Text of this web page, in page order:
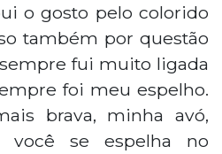
o gosto pelo colorido
também por questão
fui muito ligada
foi meu espelho.
brava, minha avó,
se espelha no